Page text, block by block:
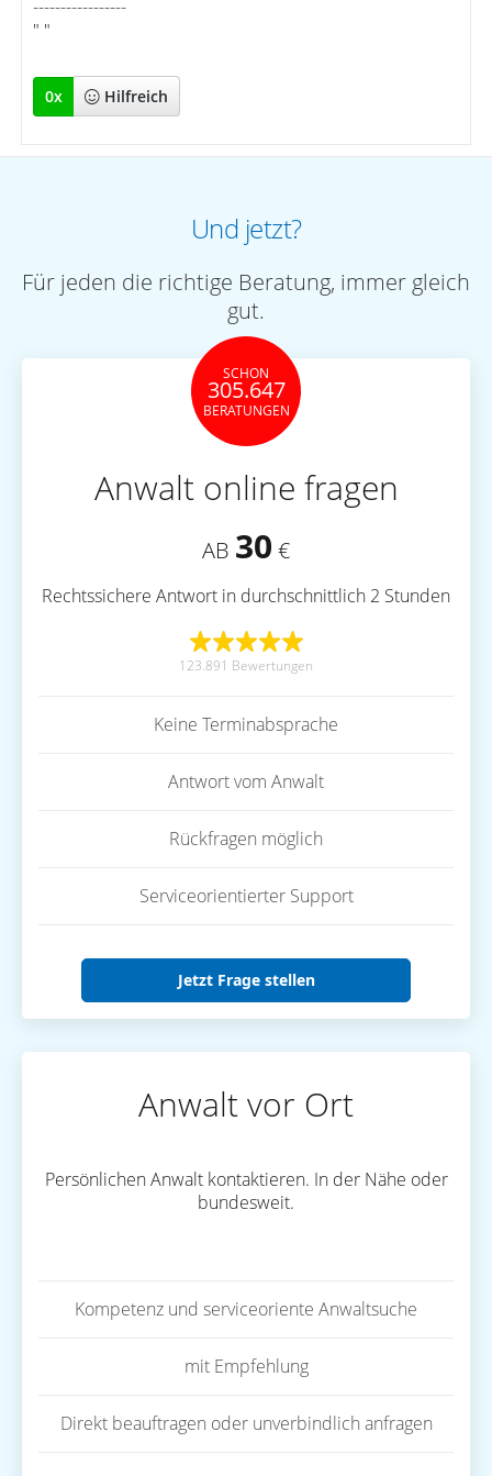
-----------------
" "
0x Hilfreich
Und jetzt?
Für jeden die richtige Beratung, immer gleich
gut.
SCHON
305.647
BERATUNGEN
Anwalt online fragen
AB 30 €
Rechtssichere Antwort in durchschnittlich 2 Stunden
123.891 Bewertungen
Keine Terminabsprache
Antwort vom Anwalt
Rückfragen möglich
Serviceorientierter Support
Jetzt Frage stellen
Anwalt vor Ort
Persönlichen Anwalt kontaktieren. In der Nähe oder
bundesweit.
Kompetenz und serviceoriente Anwaltsuche
mit Empfehlung
Direkt beauftragen oder unverbindlich anfragen